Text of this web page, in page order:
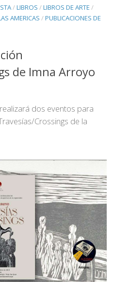
/LIBROS /LIBROS DE ARTE /
AMERICAS /PUBLICACIONES DE
de Imna Arroyo
dos eventos para
Crossings de la